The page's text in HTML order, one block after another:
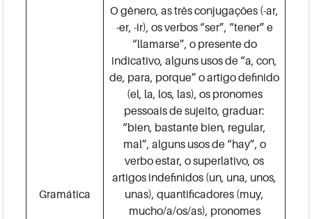
Gramática
O gênero, as três conjugações (-ar,
-er, -ir), os verbos “ser”, “tener” e
“llamarse”, o presente do
indicativo, alguns usos de “a, con,
de, para, porque” o artigo definido
(el, la, los, las), os pronomes
pessoais de sujeito, graduar:
“bien, bastante bien, regular,
mal”, alguns usos de “hay”, o
verbo estar, o superlativo, os
artigos indefinidos (un, una, unos,
unas), quantificadores (muy,
mucho/a/os/as), pronomes